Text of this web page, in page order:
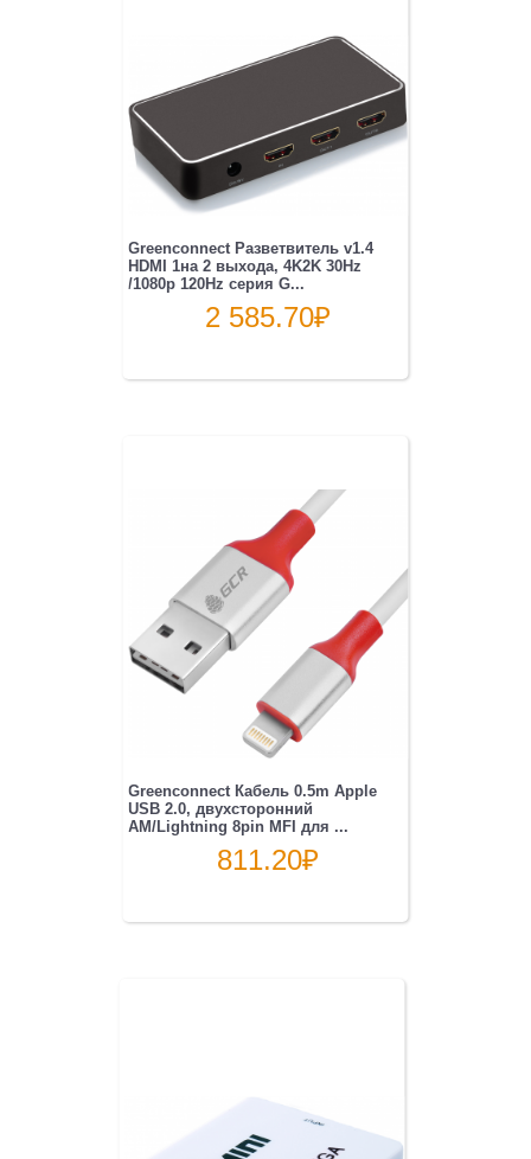
Greenconnect Разветвитель v1.4
HDMI 1на 2 выхода, 4K2K 30Hz
/1080p 120Hz серия G...
2 585.70₽
Greenconnect Кабель 0.5m Apple
USB 2.0, двухсторонний
AM/Lightning 8pin MFI для ...
811.20₽